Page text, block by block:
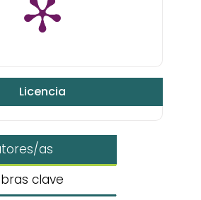
Licencia
as
clave